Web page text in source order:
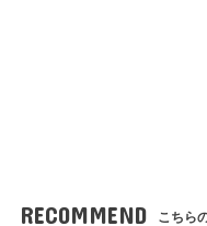
RECOMMEND こちら